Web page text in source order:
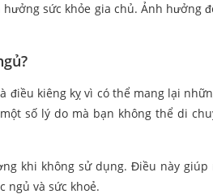
sức khỏe gia chủ. Ảnh hưởng
kiêng kỵ vì có thể mang lại
số lý do mà bạn không thể di
khi không sử dụng. Điều này
ngủ và sức khoẻ.